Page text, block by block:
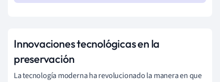
Innovaciones tecnológicas en la
preservación
La tecnología moderna ha revolucionado la manera en que